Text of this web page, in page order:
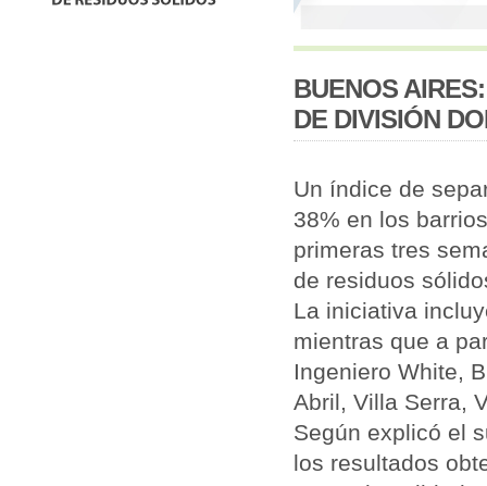
BUENOS
DE DIVISIÓN
Un índice de
38% en los
primeras tres
de residuos
La iniciativa
mientras que a
Ingeniero White,
Abril, Villa Serra,
Según explicó el
los resultados